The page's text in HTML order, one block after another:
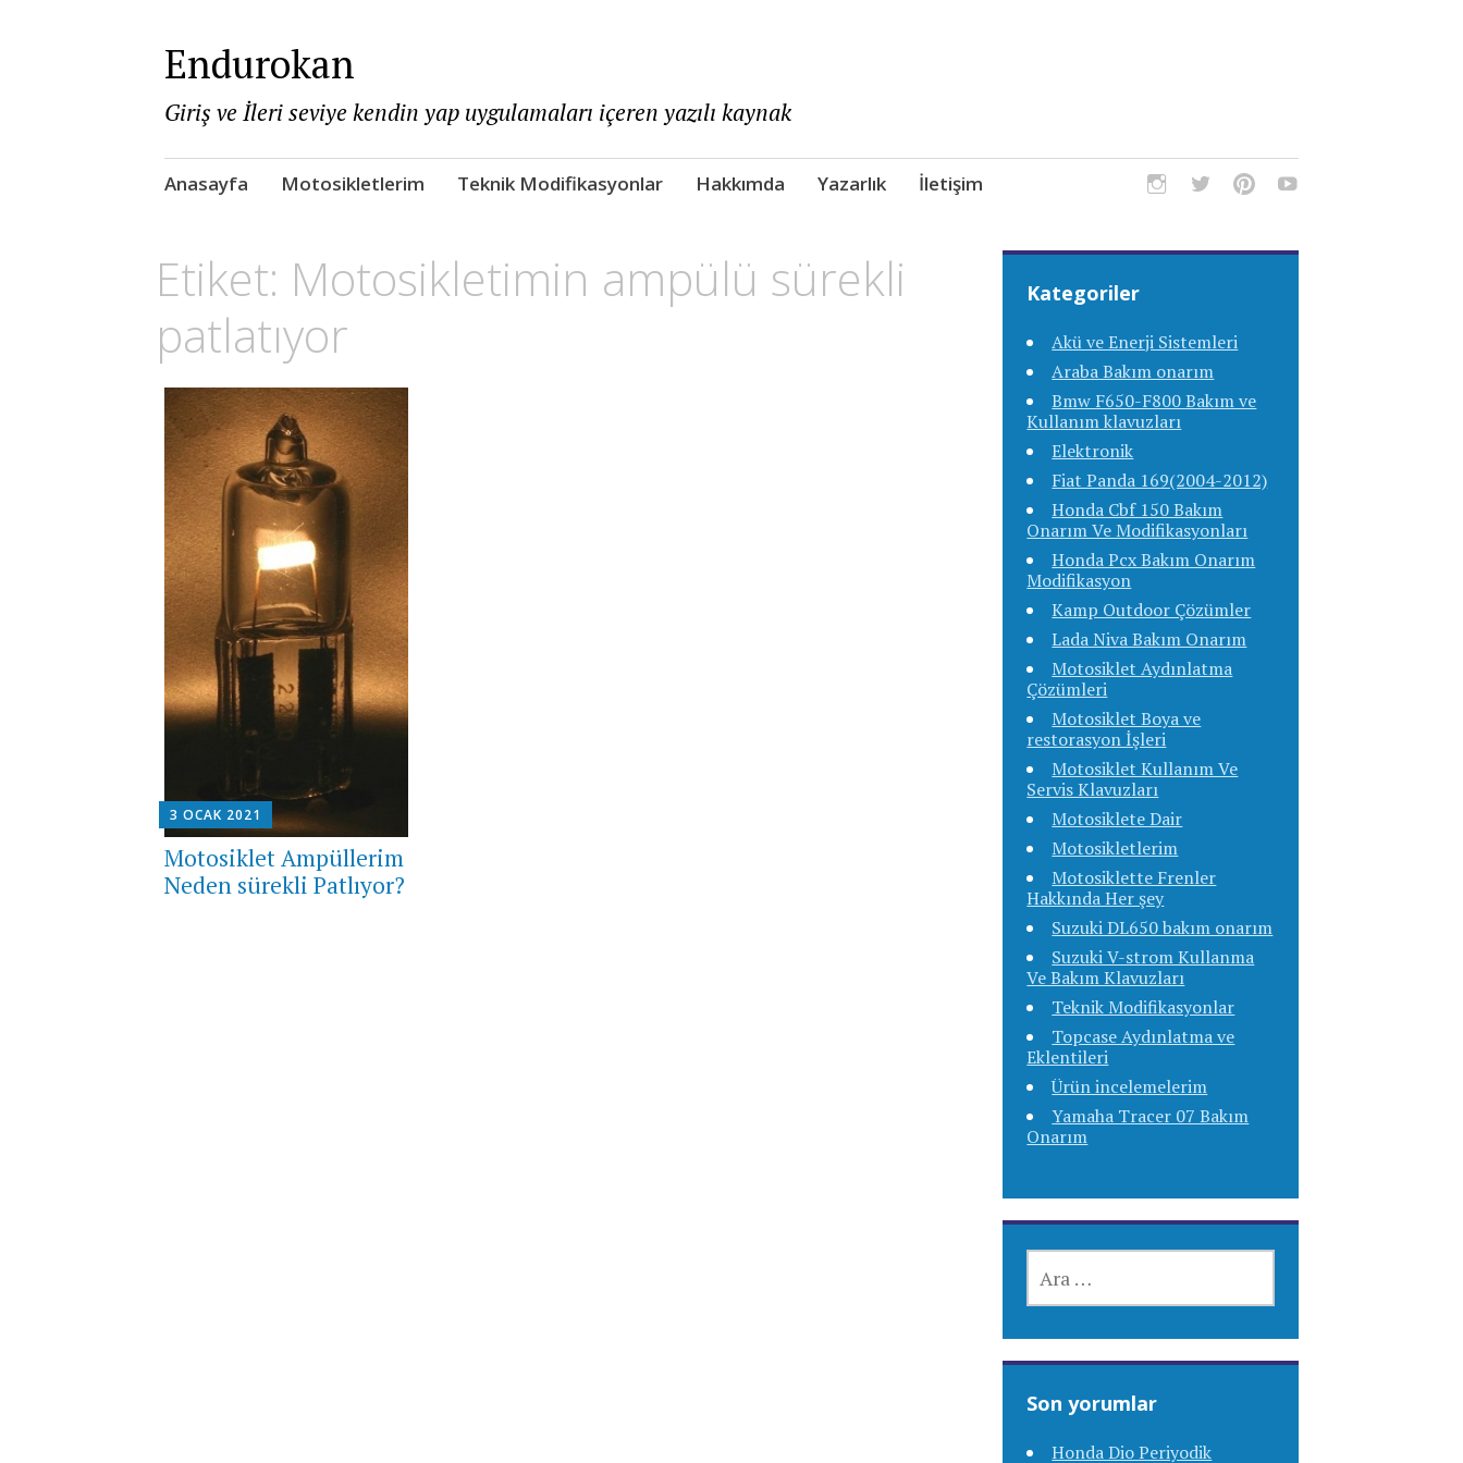
Endurokan
Giriş ve İleri seviye kendin yap uygulamaları içeren yazılı kaynak
Skip
Anasayfa Motosikletlerim Teknik Modifikasyonlar Hakkımda Yazarlık İletişim
Etiket: Motosikletimin ampülü sürekli
patlatıyor
3 OCAK 2021
Motosiklet Ampüllerim
Neden sürekli Patlıyor?
Kategoriler
Akü ve Enerji Sistemleri
Araba Bakım onarım
Bmw F650-F800 Bakım ve
Kullanım klavuzları
Elektronik
Fiat Panda 169(2004-2012)
Honda Cbf 150 Bakım
Onarım Ve Modifikasyonları
Honda Pcx Bakım Onarım
Modifikasyon
Kamp Outdoor Çözümler
Lada Niva Bakım Onarım
Motosiklet Aydınlatma
Çözümleri
Motosiklet Boya ve
restorasyon İşleri
Motosiklet Kullanım Ve
Servis Klavuzları
Motosiklete Dair
Motosikletlerim
Motosiklette Frenler
Hakkında Her şey
Suzuki DL650 bakım onarım
Suzuki V-strom Kullanma
Ve Bakım Klavuzları
Teknik Modifikasyonlar
Topcase Aydınlatma ve
Eklentileri
Ürün incelemelerim
Yamaha Tracer 07 Bakım
Onarım
Son yorumlar
Honda Dio Periyodik